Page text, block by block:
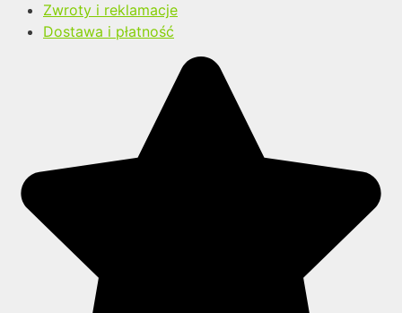
Zwroty i reklamacje
Dostawa i płatność